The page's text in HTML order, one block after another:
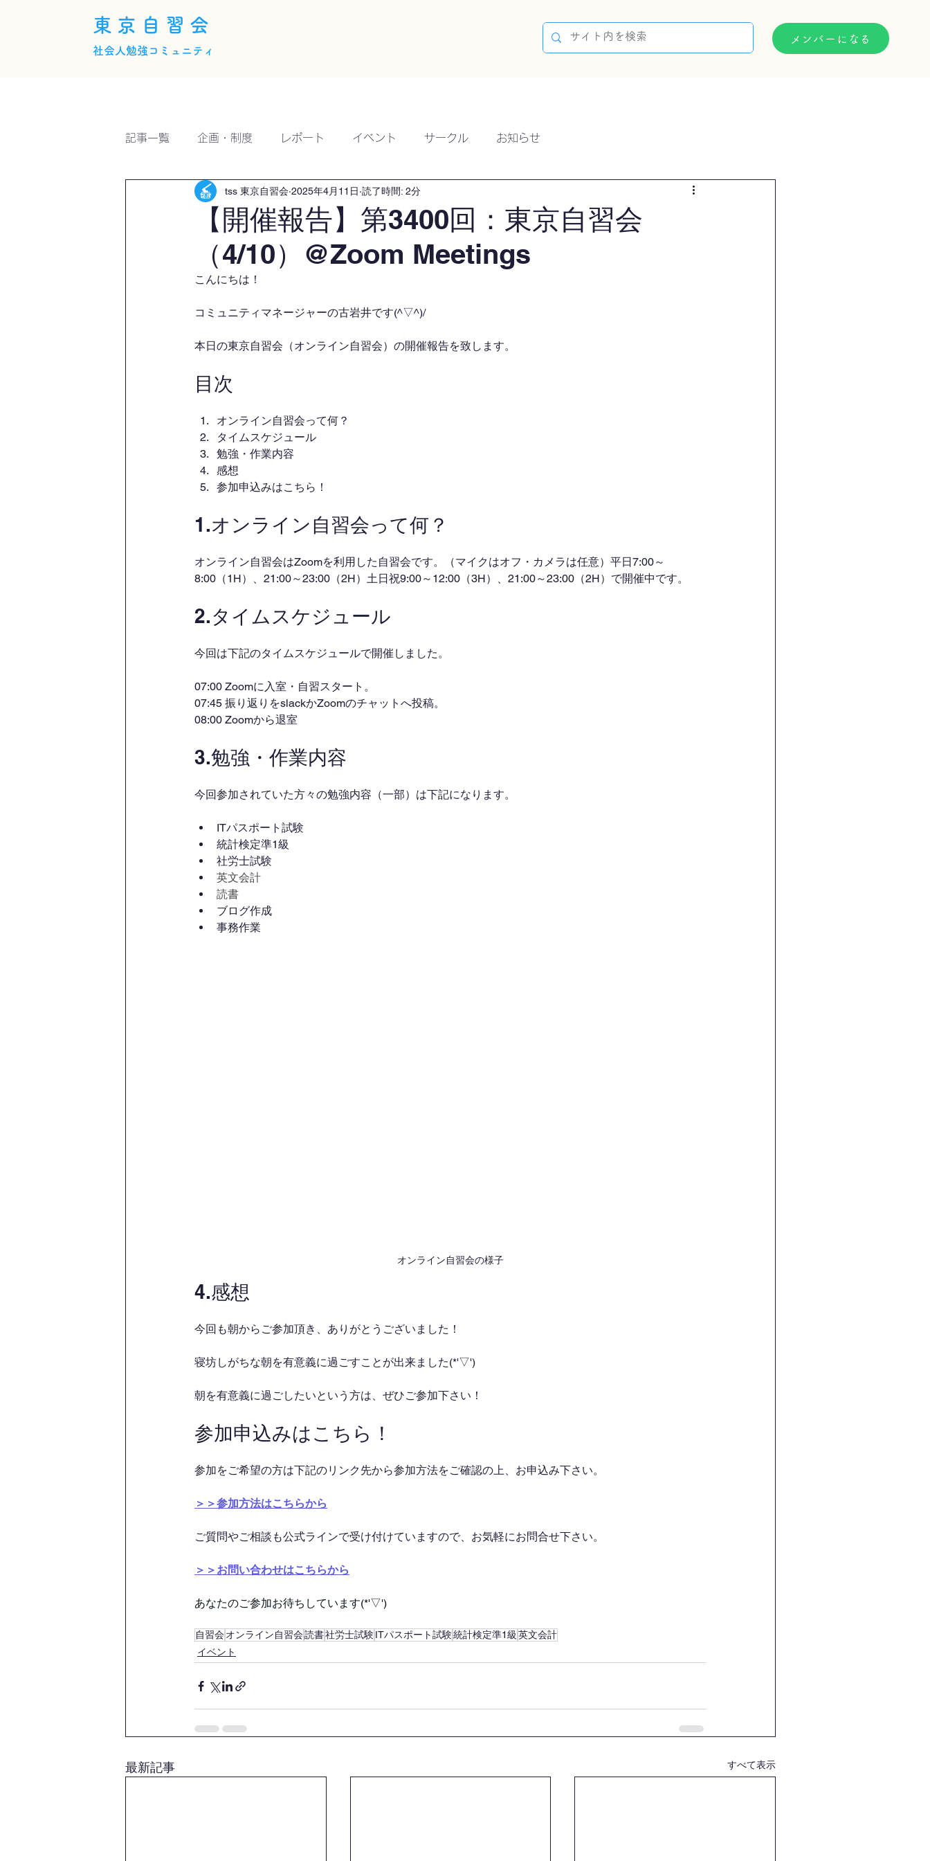
東京自習会
社会人勉強コミュニティ
メンバーになる
記事一覧 企画・制度 レポート イベント サークル お知らせ
【開催報告】第3400回：東京自習会
（4/10）@Zoom Meetings
tss 東京自習会 2025年4月11日 読了時間: 2分
こんにちは！
コミュニティマネージャーの古岩井です(^▽^)/
本日の東京自習会（オンライン自習会）の開催報告を致します。
目次
オンライン自習会って何？
タイムスケジュール
勉強・作業内容
感想
参加申込みはこちら！
1.オンライン自習会って何？
オンライン自習会はZoomを利用した自習会です。（マイクはオフ・カメラは任意）平日7:00～
8:00（1H）、21:00～23:00（2H）土日祝9:00～12:00（3H）、21:00～23:00（2H）で開催中です。
2.タイムスケジュール
今回は下記のタイムスケジュールで開催しました。
07:00 Zoomに入室・自習スタート。
07:45 振り返りをslackかZoomのチャットへ投稿。
08:00 Zoomから退室
3.勉強・作業内容
今回参加されていた方々の勉強内容（一部）は下記になります。
ITパスポート試験
統計検定準1級
社労士試験
英文会計
読書
ブログ作成
事務作業
オンライン自習会の様子
4.感想
今回も朝からご参加頂き、ありがとうございました！
寝坊しがちな朝を有意義に過ごすことが出来ました(*'▽')
朝を有意義に過ごしたいという方は、ぜひご参加下さい！
参加申込みはこちら！
参加をご希望の方は下記のリンク先から参加方法をご確認の上、お申込み下さい。
＞＞参加方法はこちらから
ご質問やご相談も公式ラインで受け付けていますので、お気軽にお問合せ下さい。
＞＞お問い合わせはこちらから
あなたのご参加お待ちしています(*'▽')
自習会オンライン自習会読書社労士試験ITパスポート試験統計検定準1級 英文会計
イベント
最新記事 すべて表示